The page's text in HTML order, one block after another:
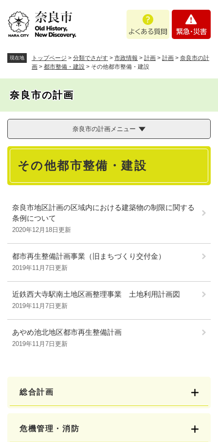
あ
問
・
現在地 トップページ > 分類でさがす > 市政情報 > 計画 > 計画 > 奈良市の計
画 > 都市整備・建設 > その他都市整備・建設
奈良市の計画
奈良市の計画メニュー
本
その他都市整備・建設
奈良市地区計画の区域内における建築物の制限に関する
条例について
2020年12月18日更新
都市再生整備計画事業（旧まちづくり交付金）
2019年11月7日更新
近鉄西大寺駅南土地区画整理事業 土地利用計画図
2019年11月7日更新
あやめ池北地区都市再生整備計画
2019年11月7日更新
総合計画
危機管理・消防